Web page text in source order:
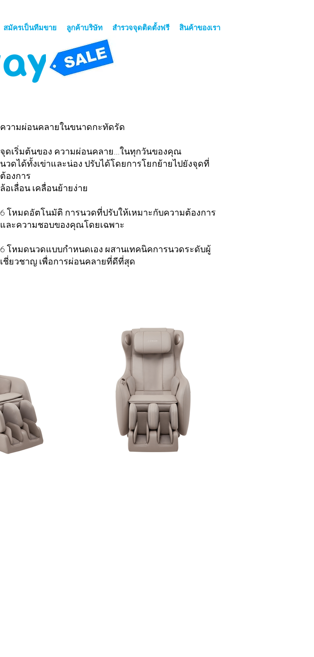
สมัครเป็นทีมขาย ลูกค้าบริษัท สำรวจจุดติดตั้งฟรี สินค้าของเรา
ความผ่อนคลายในขนาดกะทัดรัด
จุดเริ่มต้นของ ความผ่อนคลาย...ในทุกวันของคุณ
นวดได้ทั้งเข่าและน่อง ปรับได้โดยการโยกย้ายไปยังจุดที่
ต้องการ
ล้อเลื่อน เคลื่อนย้ายง่าย
6 โหมดอัตโนมัติ การนวดที่ปรับให้เหมาะกับความต้องการ
และความชอบของคุณโดยเฉพาะ
6 โหมดนวดแบบกำหนดเอง ผสานเทคนิคการนวดระดับผู้
เชี่ยวชาญ เพื่อการผ่อนคลายที่ดีที่สุด